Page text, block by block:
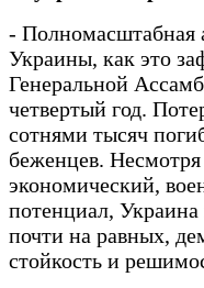
- Полномасштабная
Украины, как это
Генеральной
четвертый год.
сотнями тысяч
беженцев.
экономический,
потенциал, Украина
почти на равных,
стойкость и